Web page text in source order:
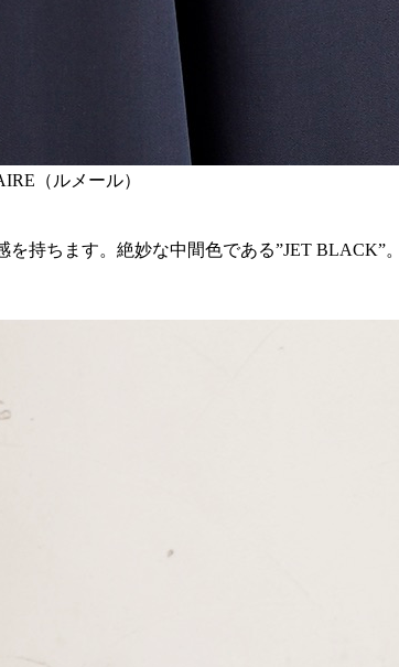
（ルメール）
持ちます。絶妙な中間色である”JET BLACK”